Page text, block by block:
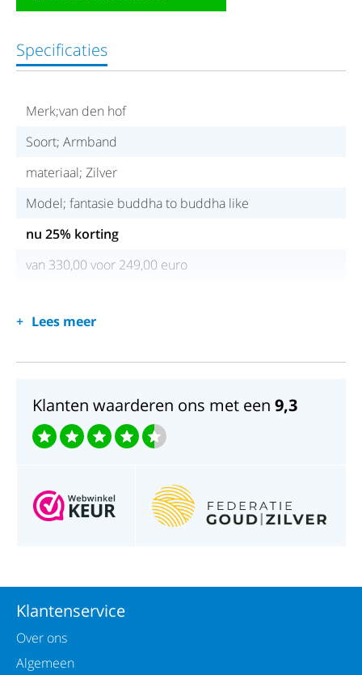
Specificaties
Merk;van den hof
Soort; Armband
materiaal; Zilver
Model; fantasie buddha to buddha like
nu 25% korting
van 330,00 voor 249,00 euro
Lees meer
Klanten waarderen ons met een 9,3
Klantenservice
Over ons
Algemeen